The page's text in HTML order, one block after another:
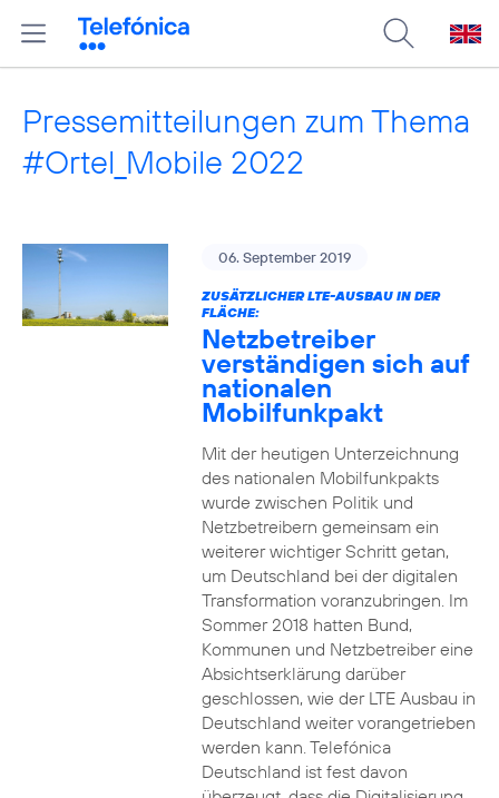
Pressemitteilungen zum Thema
#Ortel_Mobile 2022
06. September 2019
ZUSÄTZLICHER LTE-AUSBAU IN DER
FLÄCHE:
Netzbetreiber
verständigen sich auf
nationalen
Mobilfunkpakt
Mit der heutigen Unterzeichnung
des nationalen Mobilfunkpakts
wurde zwischen Politik und
Netzbetreibern gemeinsam ein
weiterer wichtiger Schritt getan,
um Deutschland bei der digitalen
Transformation voranzubringen. Im
Sommer 2018 hatten Bund,
Kommunen und Netzbetreiber eine
Absichtserklärung darüber
geschlossen, wie der LTE Ausbau in
Deutschland weiter vorangetrieben
werden kann. Telefónica
Deutschland ist fest davon